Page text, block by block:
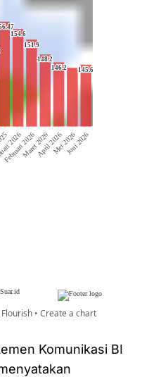
Komunikasi BI